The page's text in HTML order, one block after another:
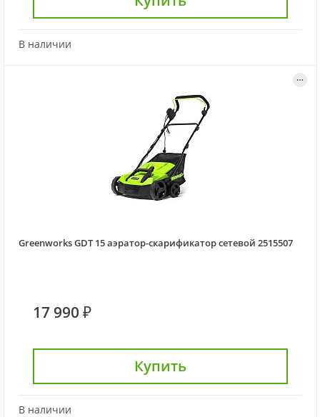
В наличии
Greenworks GDT 15 аэратор-скарификатор сетевой 2515507
17 990 ₽
Купить
В наличии